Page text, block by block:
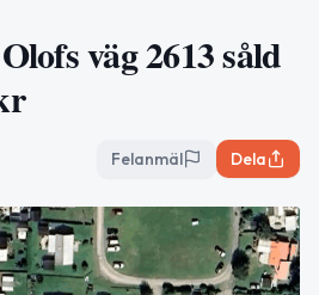
väg 2613 såld
Felanmäl Dela